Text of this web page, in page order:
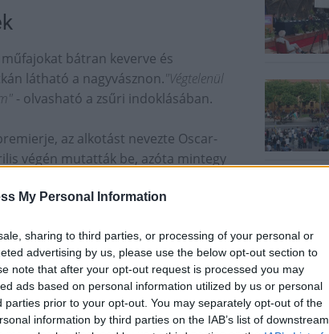
My Personal Information
sharing to third parties, or processing of your personal or
advertising by us, please use the below opt-out section to
note that after your opt-out request is processed you may
ads based on personal information utilized by us or personal
parties prior to your opt-out. You may separately opt-out of the
information by third parties on the IAB’s list of downstream
műfajokat bátran keverve és
látható a nagyvásznon."Végtelenül
- olvasható a zsűri indoklásában.
az alkotást nevezte Oscar-
végén mutatták be, azóta mintegy